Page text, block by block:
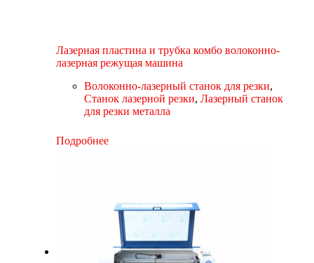
Лазерная пластина и трубка комбо волоконно-
лазерная режущая машина
Волоконно-лазерный станок для резки,
Станок лазерной резки,Лазерный станок
для резки металла
Подробнее